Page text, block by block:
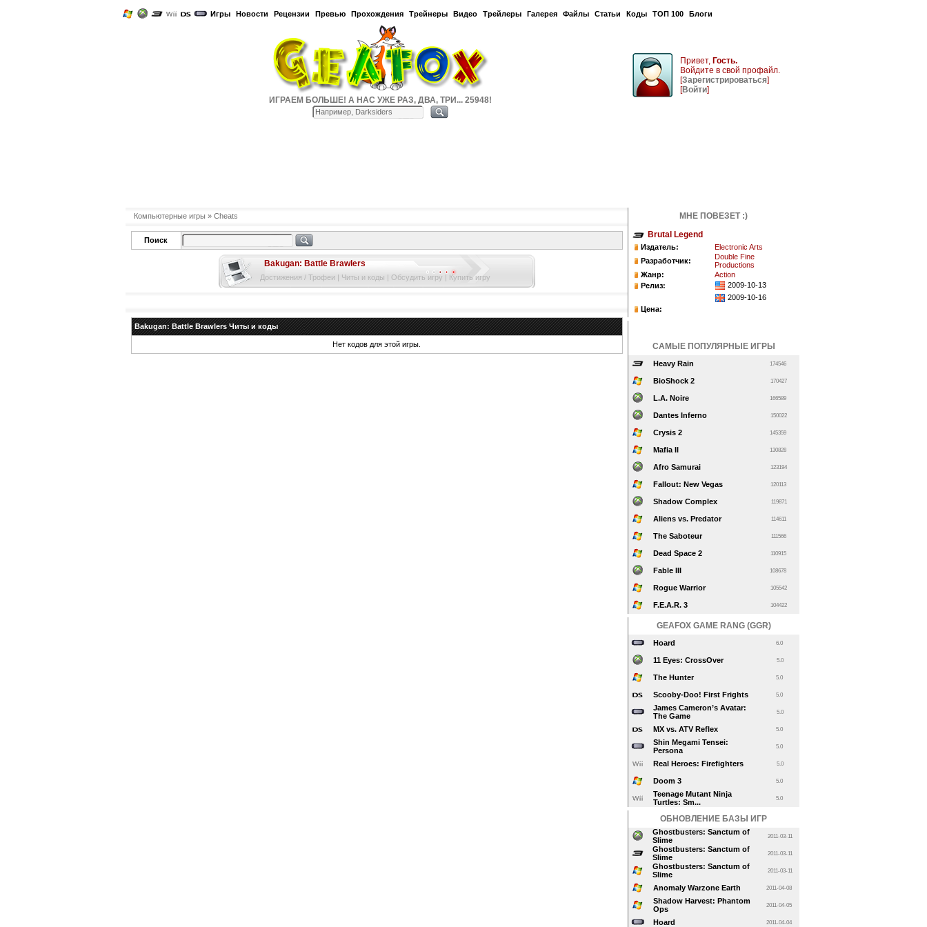
Игры Новости Рецензии Превью Прохождения Трейнеры Видео Трейлеры Галерея Файлы Статьи Коды ТОП 100 Блоги
ИГРАЕМ БОЛЬШЕ! А НАС УЖЕ РАЗ, ДВА, ТРИ... 25948!
Привет, Гость.
Войдите в свой профайл.
[Зарегистрироваться]
[Войти]
Компьютерные игры » Cheats
Поиск
Bakugan: Battle Brawlers
Достижения / Трофеи | Читы и коды | Обсудить игру | Купить игру
Bakugan: Battle Brawlers Читы и коды
Нет кодов для этой игры.
МНЕ ПОВЕЗЕТ :)
Brutal Legend
Издатель:
Electronic Arts
Разработчик:
Double Fine
Productions
Жанр:
Action
Релиз:
2009-10-13
2009-10-16
Цена:
САМЫЕ ПОПУЛЯРНЫЕ ИГРЫ
Heavy Rain 174546
BioShock 2 170427
L.A. Noire 166589
Dantes Inferno 150022
Crysis 2 145359
Mafia II 130828
Afro Samurai 123194
Fallout: New Vegas 120113
Shadow Complex 119871
Aliens vs. Predator 114611
The Saboteur 111566
Dead Space 2 110915
Fable III 108678
Rogue Warrior 105542
F.E.A.R. 3 104422
GEAFOX GAME RANG (GGR)
Hoard 6.0
11 Eyes: CrossOver 5.0
The Hunter 5.0
Scooby-Doo! First Frights 5.0
James Cameron’s Avatar:
The Game
5.0
MX vs. ATV Reflex 5.0
Shin Megami Tensei:
Persona
5.0
Real Heroes: Firefighters 5.0
Doom 3 5.0
Teenage Mutant Ninja
Turtles: Sm...
5.0
ОБНОВЛЕНИЕ БАЗЫ ИГР
Ghostbusters: Sanctum of
Slime
2011-03-11
Ghostbusters: Sanctum of
Slime
2011-03-11
Ghostbusters: Sanctum of
Slime
2011-03-11
Anomaly Warzone Earth 2011-04-08
Shadow Harvest: Phantom
Ops
2011-04-05
Hoard 2011-04-04